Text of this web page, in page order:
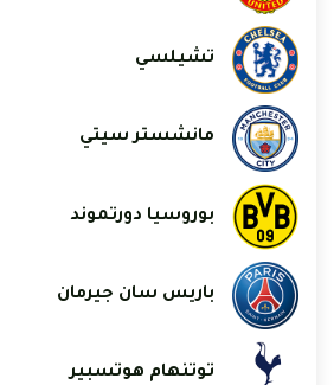
تشيلسي
مانشستر سيتي
بوروسيا دورتموند
باريس سان جيرمان
توتنهام هوتسبير